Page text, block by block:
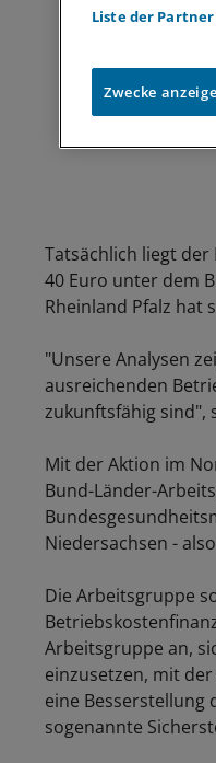
Tatsächlich liegt
40 Euro unter dem
Rheinland Pfalz hat
"Unsere Analysen
ausreichenden
zukunftsfähig sind",
Mit der Aktion im
Bund-Länder-
Niedersachsen -
Die Arbeitsgruppe
Arbeitsgruppe an,
einzusetzen, mit
eine Besserstellung
sogenannte
Liste der
Zwecke